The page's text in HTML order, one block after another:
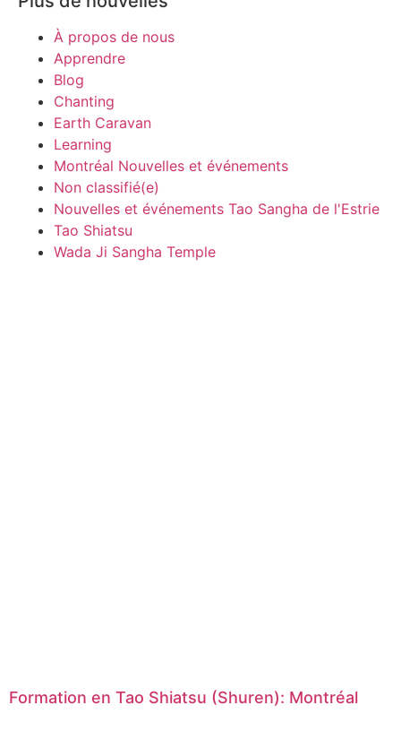
À propos de nous
Apprendre
Blog
Chanting
Earth Caravan
Learning
Montréal Nouvelles et événements
Non classifié(e)
Nouvelles et événements Tao Sangha de l'Estrie
Tao Shiatsu
Wada Ji Sangha Temple
Formation en Tao Shiatsu (Shuren): Montréal